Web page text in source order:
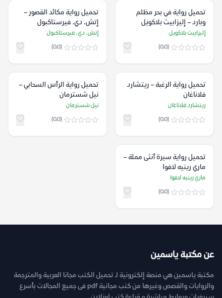
تحميل رواية في بحر مظلم
وبارد – إليزابيث بلاكويل
إليزابيث بلاكويل
(0.0)
تحميل رواية مكائد القصور –
إتش. دي. فيرستاكبول
إتش. دي. فيرستاكبول
(0.0)
تحميل رواية الرغبة – ريتشارد
فلاناغان
ريتشارد فلاناغان
(0.0)
تحميل رواية الرأس السحابي –
نيل شسترمان
نيل شسترمان
(0.0)
تحميل رواية سيرة أنثى مملة –
ماري رينيه لافوا
ماري رينيه لافوا
(0.0)
عن مكتبة ياسمين
مكتبة ياسمين هي منصة إلكترونية لـ تحميل الكتب مجانا العربية والمترجمة
والروايات والقصص وغيرها من كتب مجانية pdf فى جميع المجالات بأسرع